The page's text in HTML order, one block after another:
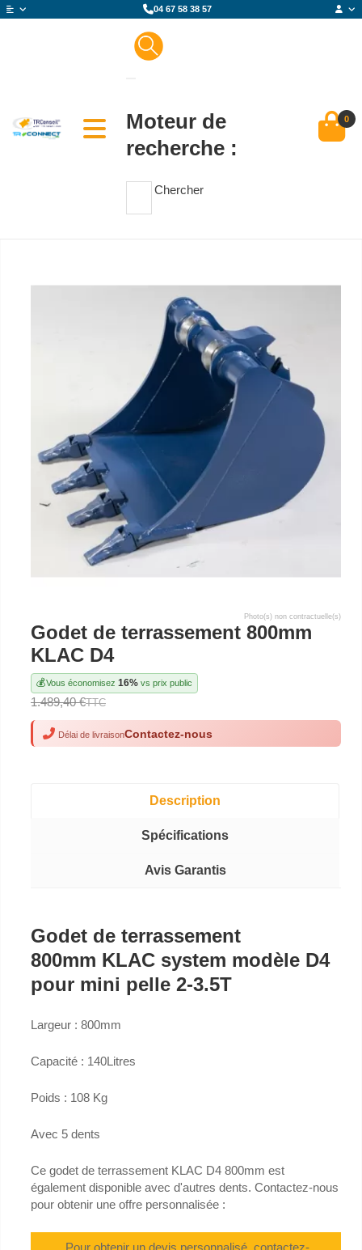
04 67 58 38 57
Moteur de
recherche :
Chercher
0
Photo(s) non contractuelle(s)
Godet de terrassement 800mm
KLAC D4
💰Vous économisez 16% vs prix public
1.489,40 €TTC
Délai de livraisonContactez-nous
Description
Spécifications
Avis Garantis
Godet de terrassement
800mm KLAC system modèle D4
pour mini pelle 2-3.5T
Largeur : 800mm
Capacité : 140Litres
Poids : 108 Kg
Avec 5 dents
Ce godet de terrassement KLAC D4 800mm est
également disponible avec d'autres dents. Contactez-nous
pour obtenir une offre personnalisée :